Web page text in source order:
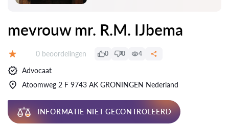
mevrouw mr. R.M. IJbema
Getuigenissen:
0 beoordelingen 0 0 4
Advocaat
Atoomweg 2 F 9743 AK GRONINGEN Nederland
INFORMATIE NIET GECONTROLEERD